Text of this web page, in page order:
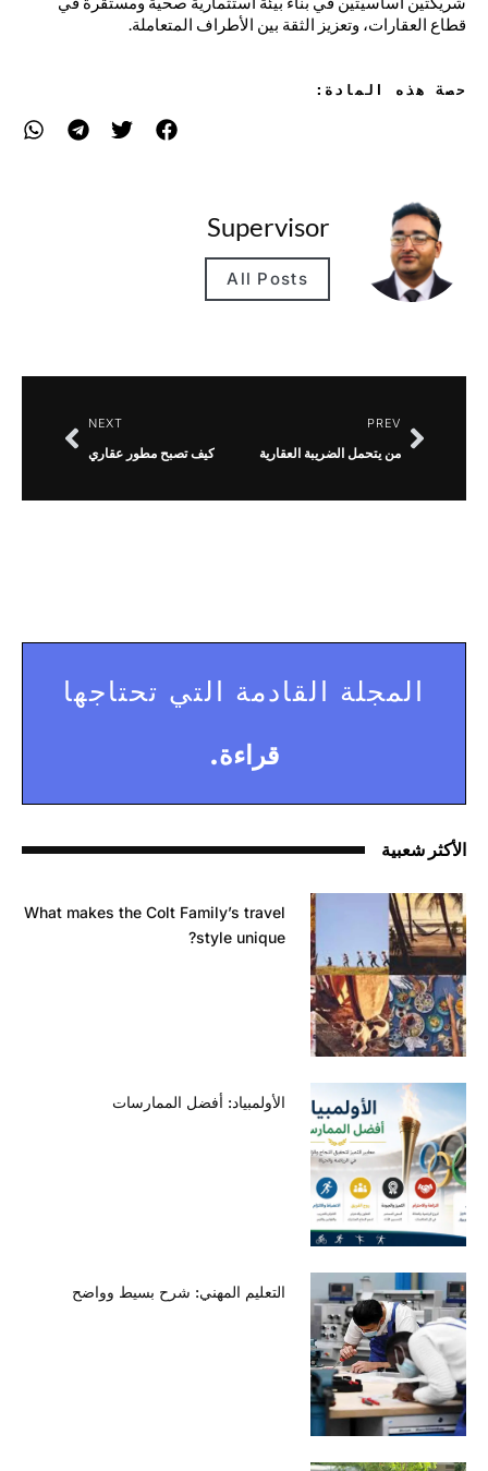
قطاع العقارات، وتعزيز الثقة بين الأطراف المتعاملة.
حصة هذه المادة:
Supervisor
All Posts
PREV
من يتحمل الضريبة العقارية
NEXT
كيف تصبح مطور عقاري
المجلة القادمة التي تحتاجها
قراءة.
الأكثر شعبية
What makes the Colt Family’s travel
style unique?
الأولمبياد: أفضل الممارسات
التعليم المهني: شرح بسيط وواضح